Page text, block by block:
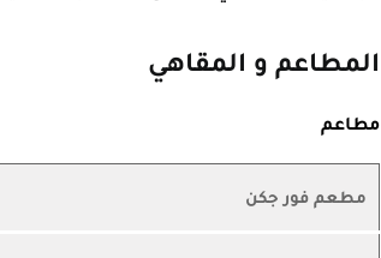
المطاعم و المقاهي
مطاعم
مطعم فور جكن